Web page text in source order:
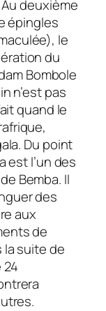
deuxième
épingles
le
du
Bombole
n’est pas
quand le
Du point
est l’un des
Bemba. Il
des
aux
de
la suite de